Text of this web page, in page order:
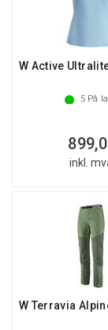
5 På
inkl.